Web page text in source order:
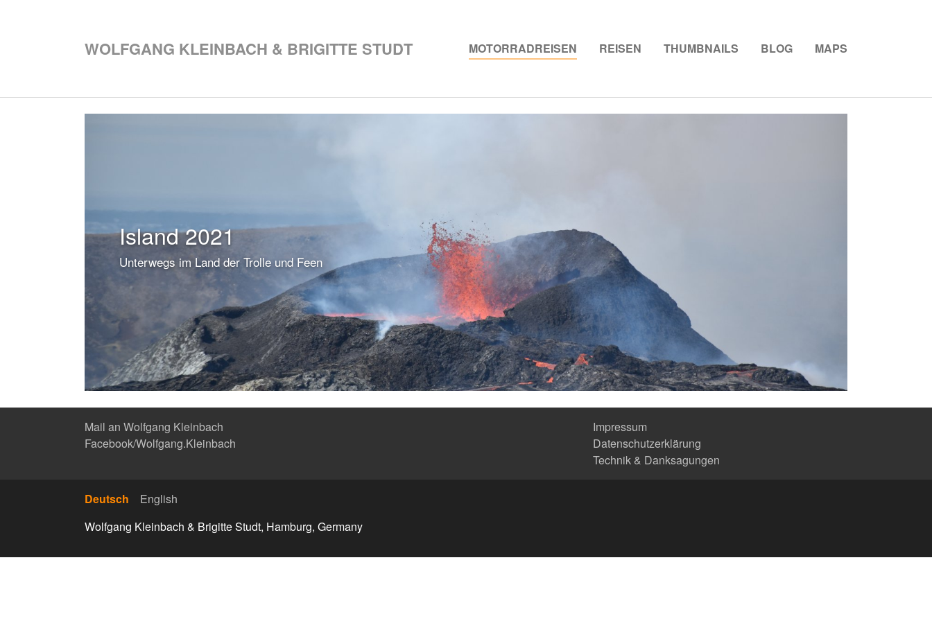
WOLFGANG KLEINBACH & BRIGITTE STUDT MOTORRADREISEN (CURRENT)
REISEN THUMBNAILS BLOG MAPS
Island 2021
Unterwegs im Land der Trolle und Feen
Mail an Wolfgang Kleinbach
Facebook/Wolfgang.Kleinbach
Impressum
Datenschutzerklärung
Technik & Danksagungen
Deutsch
English
Wolfgang Kleinbach & Brigitte Studt, Hamburg, Germany